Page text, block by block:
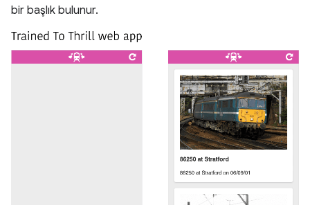
bir başlık bulunur.